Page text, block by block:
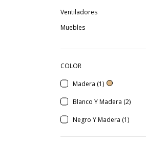
Ventiladores
Muebles
COLOR
Madera (1)
Blanco Y Madera (2)
Negro Y Madera (1)